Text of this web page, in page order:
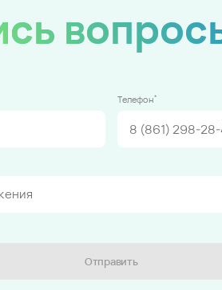
Телефон*
Отправить